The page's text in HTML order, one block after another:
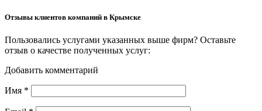
Отзывы клиентов компаний в Крымске
Пользовались услугами указанных выше фирм? Оставьте
отзыв о качестве полученных услуг:
Добавить комментарий
Имя *